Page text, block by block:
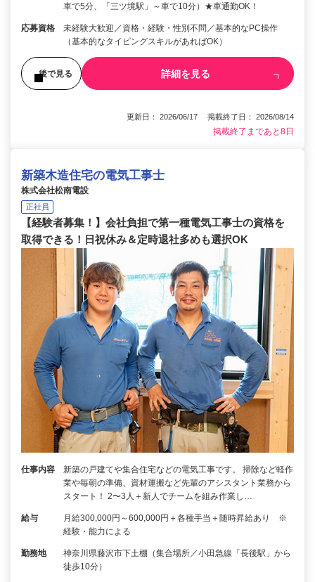
車で5分、「三ツ境駅」～車で10分）★車通勤OK！
応募資格
未経験大歓迎／資格・経験・性別不問／基本的なPC操作
（基本的なタイピングスキルがあればOK）
後で見る 詳細を見る
更新日： 2026/06/17 掲載終了日： 2026/08/14
掲載終了まであと8日
新築木造住宅の電気工事士
株式会社松南電設
正社員
【経験者募集！】会社負担で第一種電気工事士の資格を
取得できる！日祝休み＆定時退社多めも選択OK
仕事内容
新築の戸建てや集合住宅などの電気工事です。 掃除など軽作
業や毎朝の準備、資材運搬など先輩のアシスタント業務から
スタート！ 2〜3人＋新人でチームを組み作業し…
給与
月給300,000円～600,000円＋各種手当＋随時昇給あり ※
経験・能力による
勤務地
神奈川県藤沢市下土棚（集合場所／小田急線「長後駅」から
徒歩10分）